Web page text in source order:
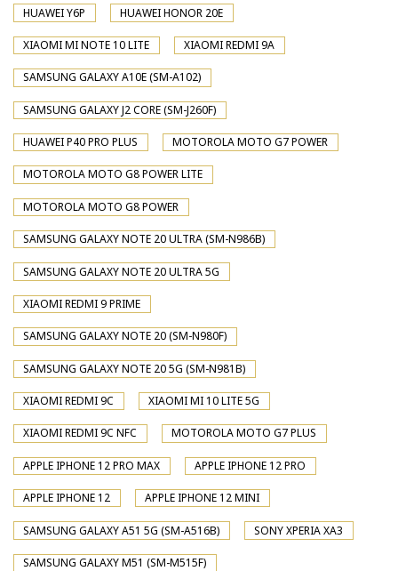
HUAWEI Y6P HUAWEI HONOR 20E
XIAOMI MI NOTE 10 LITE XIAOMI REDMI 9A
SAMSUNG GALAXY A10E (SM-A102)
SAMSUNG GALAXY J2 CORE (SM-J260F)
HUAWEI P40 PRO PLUS MOTOROLA MOTO G7 POWER
MOTOROLA MOTO G8 POWER LITE
MOTOROLA MOTO G8 POWER
SAMSUNG GALAXY NOTE 20 ULTRA (SM-N986B)
SAMSUNG GALAXY NOTE 20 ULTRA 5G
XIAOMI REDMI 9 PRIME
SAMSUNG GALAXY NOTE 20 (SM-N980F)
SAMSUNG GALAXY NOTE 20 5G (SM-N981B)
XIAOMI REDMI 9C XIAOMI MI 10 LITE 5G
XIAOMI REDMI 9C NFC MOTOROLA MOTO G7 PLUS
APPLE IPHONE 12 PRO MAX APPLE IPHONE 12 PRO
APPLE IPHONE 12 APPLE IPHONE 12 MINI
SAMSUNG GALAXY A51 5G (SM-A516B) SONY XPERIA XA3
SAMSUNG GALAXY M51 (SM-M515F)